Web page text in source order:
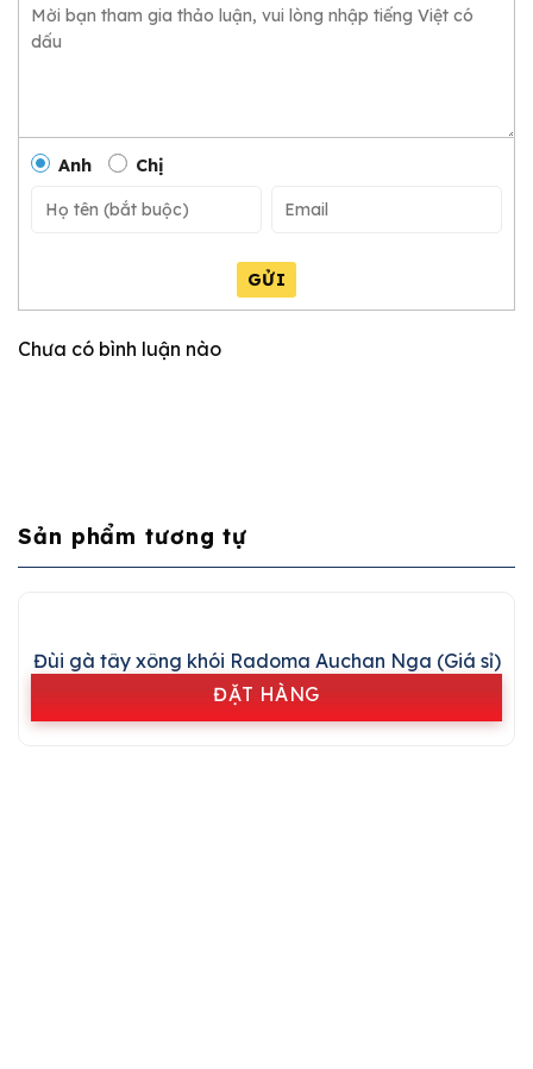
Anh Chị
GỬI
Chưa có bình luận nào
Sản phẩm tương tự
Đùi gà tây xông khói Radoma Auchan Nga (Giá sỉ)
ĐẶT HÀNG